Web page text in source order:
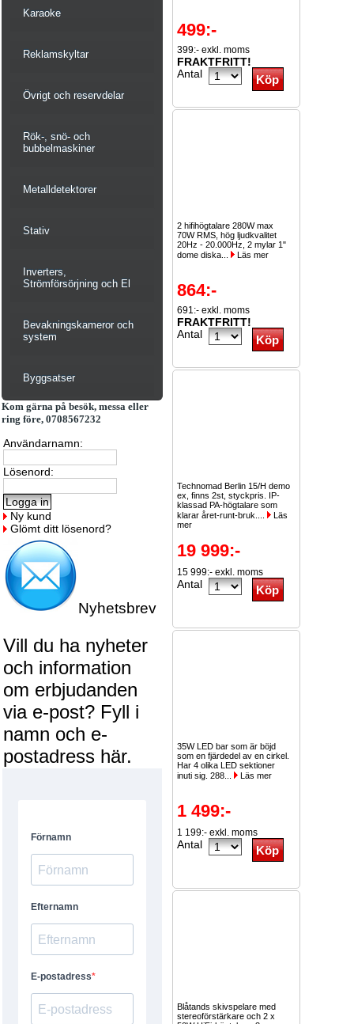
Karaoke
Reklamskyltar
Övrigt och reservdelar
Rök-, snö- och
bubbelmaskiner
Metalldetektorer
Stativ
Inverters,
Strömförsörjning och El
Bevakningskameror och
system
Byggsatser
Kom gärna på besök, messa eller
ring före, 0708567232
Användarnamn:
Lösenord:
Ny kund
Glömt ditt lösenord?
Nyhetsbrev
Vill du ha nyheter
och information
om erbjudanden
via e-post? Fyll i
namn och e-
postadress här.
499:-
399:- exkl. moms
FRAKTFRITT!
Antal
2 hifihögtalare 280W max
70W RMS, hög ljudkvalitet
20Hz - 20.000Hz, 2 mylar 1"
dome diska...
Läs mer
864:-
691:- exkl. moms
FRAKTFRITT!
Antal
Technomad Berlin 15/H demo
ex, finns 2st, styckpris. IP-
klassad PA-högtalare som
klarar året-runt-bruk....
Läs
mer
19 999:-
15 999:- exkl. moms
Antal
35W LED bar som är böjd
som en fjärdedel av en cirkel.
Har 4 olika LED sektioner
inuti sig. 288...
Läs mer
1 499:-
1 199:- exkl. moms
Antal
Blåtands skivspelare med
stereoförstärkare och 2 x